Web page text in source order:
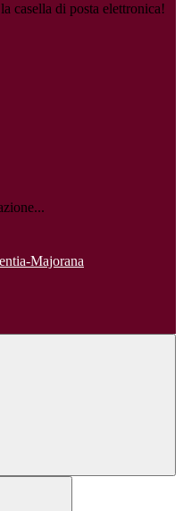
casella di posta elettronica!